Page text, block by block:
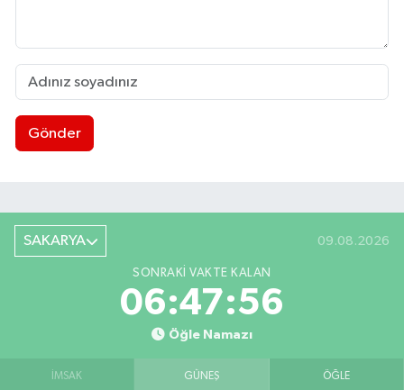
Gönder
SAKARYA 09.08.2026
SONRAKI VAKTE KALAN
06:47:56
Öğle Namazı
İMSAK GÜNEŞ ÖĞLE